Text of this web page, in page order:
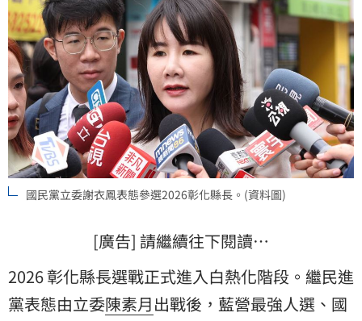
國民黨立委謝衣鳳表態參選2026彰化縣長。(資料圖)
[廣告] 請繼續往下閱讀…
2026 彰化縣長選戰正式進入白熱化階段。繼民進
黨表態由立委陳素月出戰後，藍營最強人選、 國